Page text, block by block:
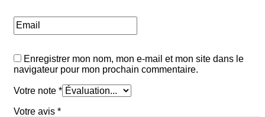
Enregistrer mon nom, mon e-mail et mon site dans le
navigateur pour mon prochain commentaire.
Votre note *
Votre avis *